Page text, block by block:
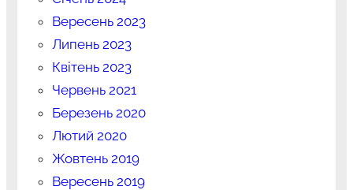
Вересень 2023
Липень 2023
Квітень 2023
Червень 2021
Березень 2020
Лютий 2020
Жовтень 2019
Вересень 2019